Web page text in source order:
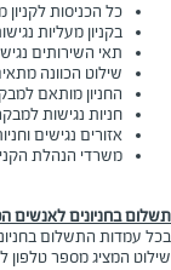
כל הכניסות
בקניון מעליות
תאי השירותים
שילוט הכוונה
החניון מותאם
חניות נגישות
אזורים נגישים
משרדי הנהלת
תשלום בחניונים לאנשים
בכל עמדות התשלום
שילוט המציג מספר טלפון